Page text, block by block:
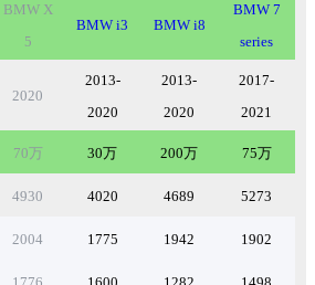
BMW X
5
BMW i3 BMW i8
BMW 7
series
2020
2013-
2020
2013-
2020
2017-
2021
70万 30万 200万 75万
4930 4020 4689 5273
2004 1775 1942 1902